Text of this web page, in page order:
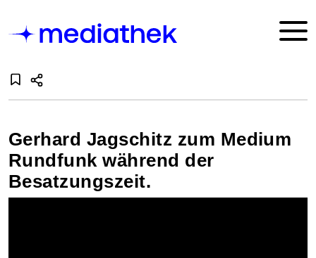
Gerhard Jagschitz zum Medium
Rundfunk während der
Besatzungszeit.